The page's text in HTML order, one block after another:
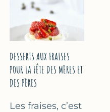
DESSERTS AUX FRAISES
POUR LA FÊTE DES MÈRES ET
DES PÈRES
Les fraises, c’est